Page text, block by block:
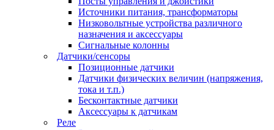
Источники питания, трансформаторы
Низковольтные устройства различного
назначения и аксессуары
Сигнальные колонны
Датчики/сенсоры
Позиционные датчики
Датчики физических величин (напряжения,
тока и т.п.)
Бесконтактные датчики
Аксессуары к датчикам
Реле